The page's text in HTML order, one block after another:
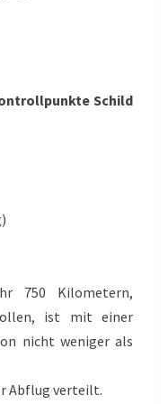
Schild
750 Kilometern,
ist mit einer
nicht weniger als
Abflug verteilt.